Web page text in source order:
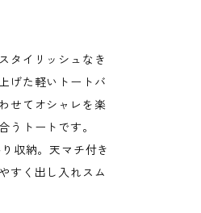
タイリッシュなき
げた軽いトートバ
せてオシャレを楽
うトートです。
収納。天マチ付き
すく出し入れスム